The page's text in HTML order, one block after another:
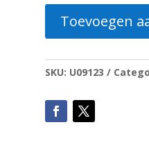
Toevoegen
SKU: U09123